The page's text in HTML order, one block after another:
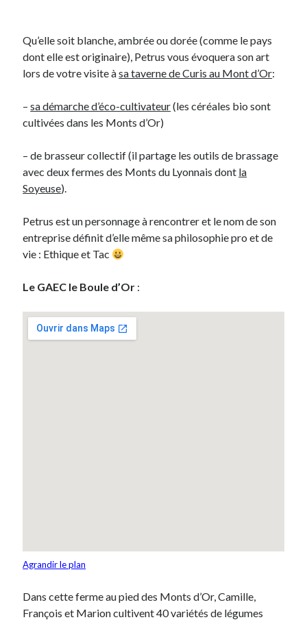
Qu’elle soit blanche, ambrée ou dorée (comme le pays
dont elle est originaire), Petrus vous évoquera son art
lors de votre visite àsa taverne de Curis au Mont d’Or:
–sa démarche d’éco-cultivateur(les céréales bio sont
cultivées dans les Monts d’Or)
– de brasseur collectif (il partage les outils de brassage
avec deux fermes des Monts du Lyonnais dont la
Soyeuse).
Petrus est un personnage à rencontrer et le nom de son
entreprise définit d’elle même sa philosophie pro et de
vie : Ethique et Tac
Le GAEC le Boule d’Or :
Agrandir le plan
Dans cette ferme au pied des Monts d’Or, Camille,
François et Marion cultivent 40 variétés de légumes